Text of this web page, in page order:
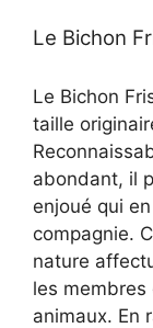
Le Bichon
Le Bichon
taille
abondant, il
enjoué qui
compagnie.
nature
les membres
animaux. En